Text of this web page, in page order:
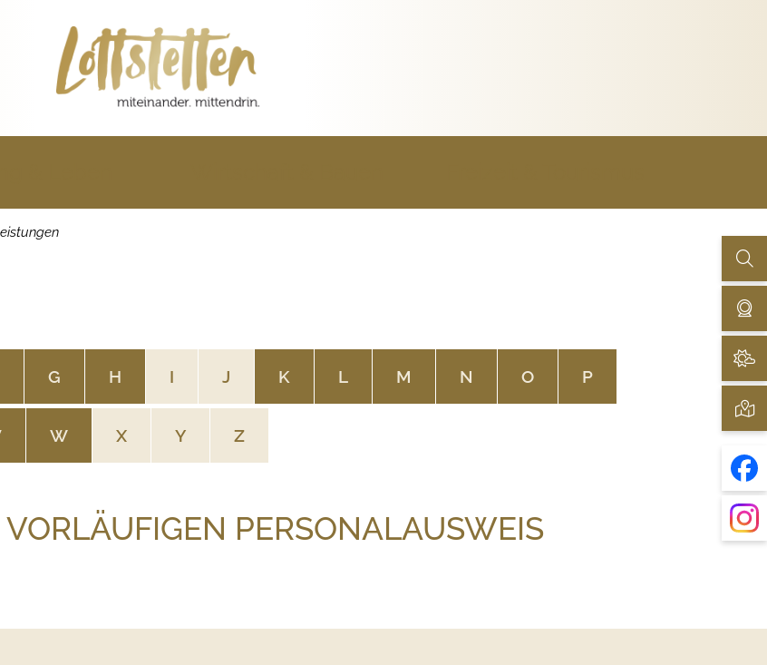
G H I J K L M N O P
W X Y Z
PERSONALAUSWEIS